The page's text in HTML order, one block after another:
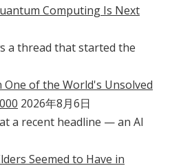
Computing Is Next
a thread that started the
One of the World's Unsolved
2026年8月6日
a recent headline — an AI
Seemed to Have in